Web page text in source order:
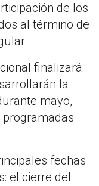
de los
al término de
finalizará
la
mayo,
fechas
el cierre del